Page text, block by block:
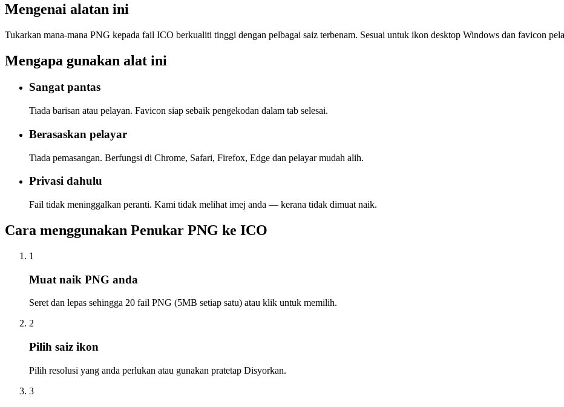
Mengenai alatan ini
Tukarkan mana-mana PNG kepada fail ICO berkualiti tinggi dengan pelbagai saiz terbenam. Sesuai untuk ikon desktop Windows dan favicon
Mengapa gunakan alat ini
Sangat pantas
Tiada barisan atau pelayan. Favicon siap sebaik pengekodan dalam tab selesai.
Berasaskan pelayar
Tiada pemasangan. Berfungsi di Chrome, Safari, Firefox, Edge dan pelayar mudah alih.
Privasi dahulu
Fail tidak meninggalkan peranti. Kami tidak melihat imej anda — kerana tidak dimuat naik.
Cara menggunakan Penukar PNG ke ICO
1
Muat naik PNG anda
Seret dan lepas sehingga 20 fail PNG (5MB setiap satu) atau klik untuk memilih.
2
Pilih saiz ikon
Pilih resolusi yang anda perlukan atau gunakan pratetap Disyorkan.
3